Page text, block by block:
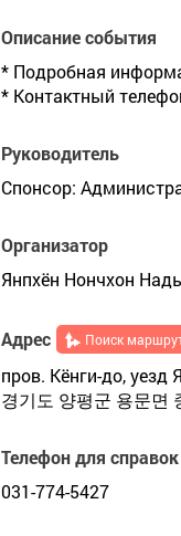
Описание события
* Подробная
* Контактный
Руководитель
Спонсор:
Организатор
Янпхён Нончхон
Адрес Поиск
пров. Кёнги-до, уезд
경기도 양평군 용문면
Телефон для справок
031-774-5427